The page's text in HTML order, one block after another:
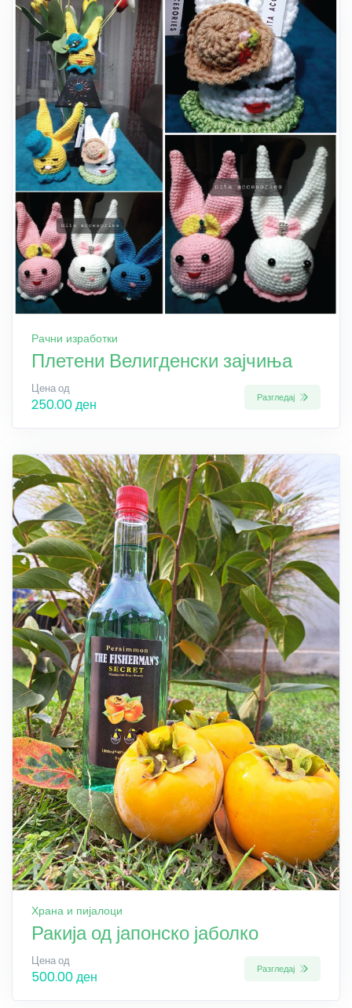
Рачни изработки
Плетени Велигденски зајчиња
Цена од
250.00 ден Разгледај
Храна и пијалоци
Ракија од јапонско јаболко
Цена од
500.00 ден Разгледај